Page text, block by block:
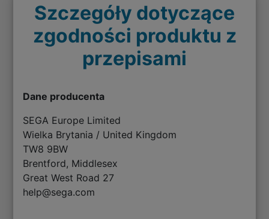
Szczegóły dotyczące
zgodności produktu z
przepisami
Dane producenta
SEGA Europe Limited
Wielka Brytania / United Kingdom
TW8 9BW
Brentford, Middlesex
Great West Road 27
help@sega.com